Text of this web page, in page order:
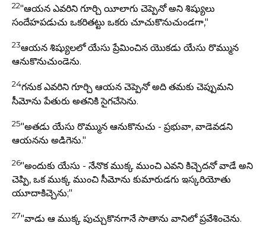
22"ఆయన ఎవరిని గూర్చి యీలాగు చెప్పెనో అని శిష్యులు
సందేహపడుచు ఒకరితట్టు ఒకరు చూచుకొనుచుండగా,"
23ఆయన శిష్యులలో యేసు ప్రేమించిన యొకడు యేసు రొమ్మున
ఆనుకొనుచుండెను.
24గనుక ఎవరిని గూర్చి ఆయన చెప్పెనో అది తమకు చెప్పుమని
సీమోను పేతురు అతనికి సైగచేసెను.
25"అతడు యేసు రొమ్మున ఆనుకొనుచు - ప్రభువా, వాడెవడని
ఆయనను అడిగెను."
26"అందుకు యేసు - నేనొక ముక్క ముంచి ఎవని కిచ్చెదనో వాడే అని
చెప్పి, ఒక ముక్క ముంచి సీమోను కుమారుడగు ఇస్కరియోతు
యూదాకిచ్చెను;"
27"వాడు ఆ ముక్క పుచ్చుకొనగానే సాతాను వానిలో ప్రవేశించెను.